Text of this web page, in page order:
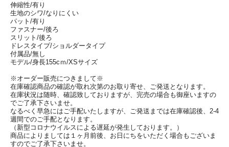
伸縮性/有り
生地のシワ/なりにくい
パット/有り
ファスナー/後ろ
スリット/後ろ
ドレスタイプ/ショルダータイプ
付属品/無し
モデル/身長155cｍ/XSサイズ
※オーダー販売につきまして※
在庫確認商品の確認が取れ次第のお取り寄せ、ご発送となります。
在庫状況は随時、確認致しておりますが、完売の場合も御座いますの
でご了承下さいませ。
なるべく早急にはご手配いたしますが、ご発送までは在庫確認後、2-4
週間でのご手配となります。
（新型コロナウイルスによる遅延が発生しております。）
商品によりましては１ヶ月前後、お日にちをいただく場合もございま
すのでご了承下さいませ。